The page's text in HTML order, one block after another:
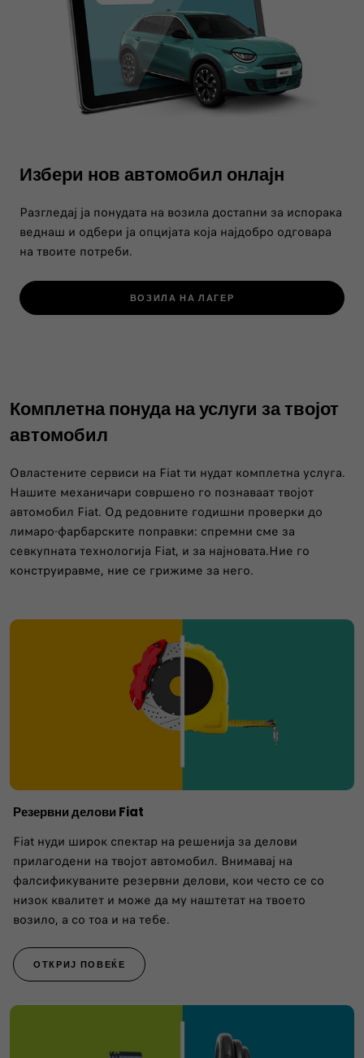
Избери нов автомобил онлајн
Разгледај ја понудата на возила достапни за испорака
веднаш и одбери ја опцијата која најдобро одговара
на твоите потреби.
ВОЗИЛА НА ЛАГЕР
Комплетна понуда на услуги за твојот
автомобил
Овластените сервиси на Fiat ти нудат комплетна услуга.
Нашите механичари совршено го познаваат твојот
автомобил Fiat. Од редовните годишни проверки до
лимаро-фарбарските поправки: спремни сме за
севкупната технологија Fiat, и за најновата.Ние го
конструиравме, ние се грижиме за него.
Резервни делови Fiat
Fiat нуди широк спектар на решенија за делови
прилагодени на твојот автомобил. Внимавај на
фалсификуваните резервни делови, кои често се со
низок квалитет и може да му наштетат на твоето
возило, а со тоа и на тебе.
ОТКРИЈ ПОВЕЌЕ